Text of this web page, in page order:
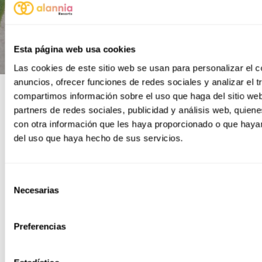
Esta página web usa cookies
Las cookies de este sitio web se usan para personalizar el
anuncios, ofrecer funciones de redes sociales y analizar el
compartimos información sobre el uso que haga del sitio
partners de redes sociales, publicidad y análisis web,
con otra información que les haya proporcionado o que
del uso que haya hecho de sus servicios.
Necesarias
Preferencias
Ihre Oase in der Stadt